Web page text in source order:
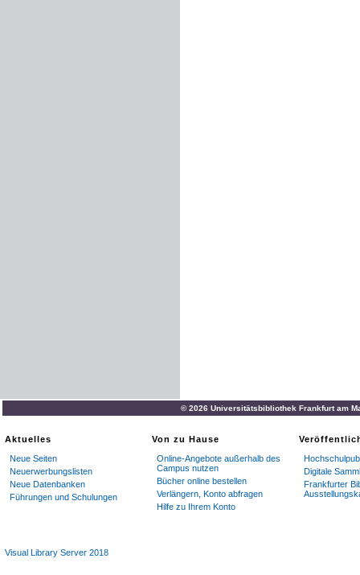
© 2026 Universitätsbibliothek Frankfurt am
Aktuelles
Neue Seiten
Neuerwerbungslisten
Neue Datenbanken
Führungen und Schulungen
Von zu Hause
Online-Angebote außerhalb des
Campus nutzen
Bücher online bestellen
Verlängern, Konto abfragen
Hilfe zu Ihrem Konto
Digitale
Frankfurter
Visual Library Server 2018